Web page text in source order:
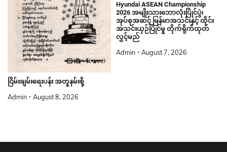
ငြိမ်းချမ်းရေးပန်း အတူနမ်းစို့
Admin August 8, 2026
Hyundai ASEAN Championship
2026 အမျိုးသားဘောလုံးပြိုင်ပွဲ၊
အုပ်စုအဆင့် မြန်မာအသင်းနှင့် ထိုင်း
အသင်းယှဉ်ပြိုင်မှု တိုက်ရိုက်ထုတ်
လွှင့်မည်
Admin August 7, 2026